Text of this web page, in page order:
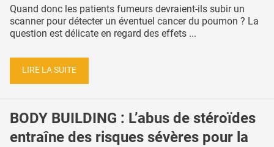
Quand donc les patients fumeurs devraient-ils subir un
scanner pour détecter un éventuel cancer du poumon ? La
question est délicate en regard des effets ...
LIRE LA SUITE
BODY BUILDING : L’abus de stéroïdes
entraîne des risques sévères pour la